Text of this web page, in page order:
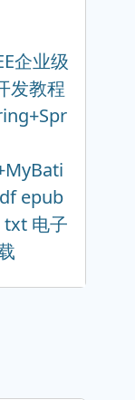
企业级
发教程
epub
电子